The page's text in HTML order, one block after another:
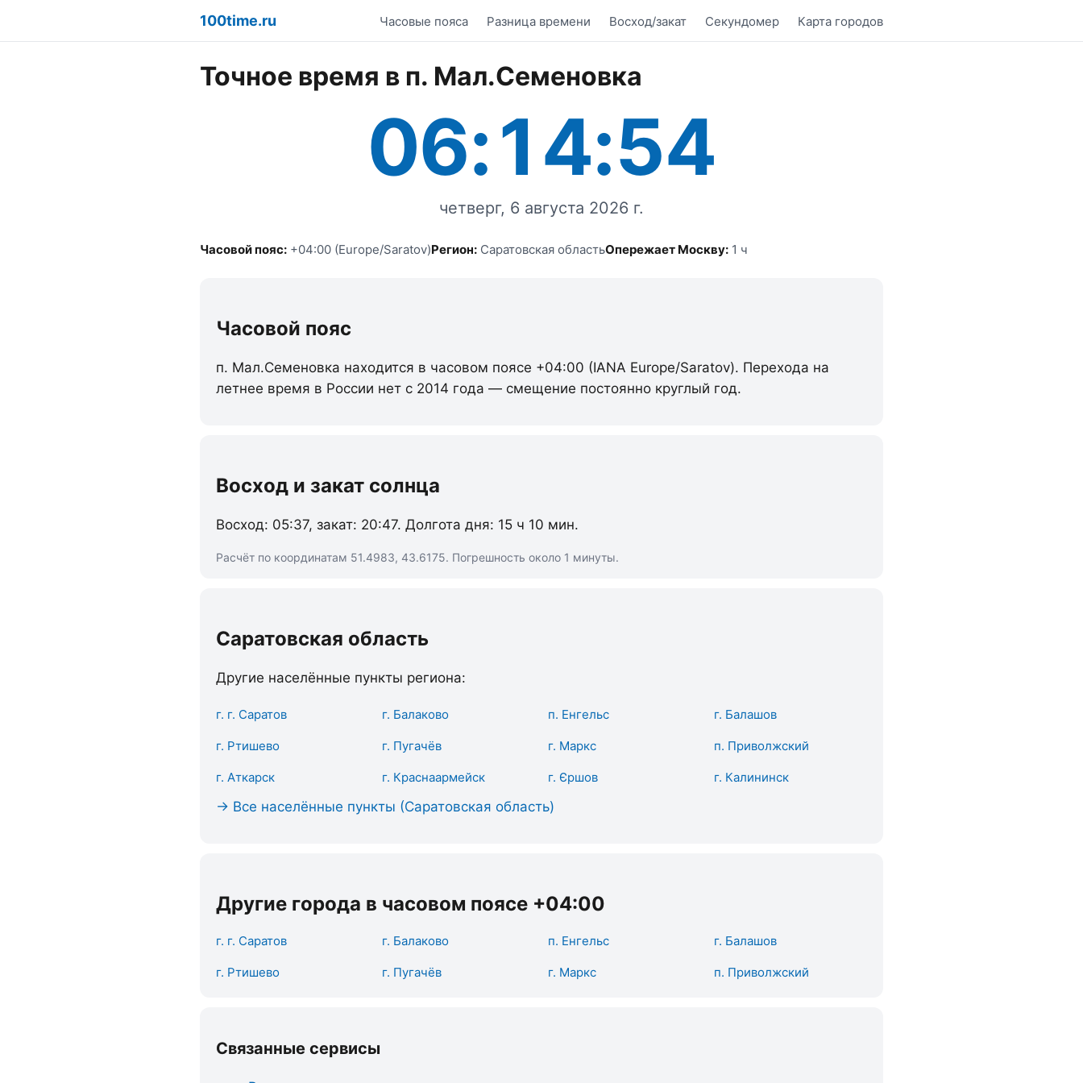
100time.ru Часовые пояса Разница времени Восход/закат Секундомер Карта городов
Точное время в п. Мал.Семеновка
06:14:54
четверг, 6 августа 2026 г.
Часовой пояс: +04:00 (Europe/Saratov)Регион: Саратовская областьОпережает Москву: 1 ч
Часовой пояс
п. Мал.Семеновка находится в часовом поясе +04:00 (IANA Europe/Saratov). Перехода на
летнее время в России нет с 2014 года — смещение постоянно круглый год.
Восход и закат солнца
Восход: 05:37, закат: 20:47. Долгота дня: 15 ч 10 мин.
Расчёт по координатам 51.4983, 43.6175. Погрешность около 1 минуты.
Саратовская область
Другие населённые пункты региона:
г. г. Саратов г. Балаково п. Енгельс г. Балашов
г. Ртишево г. Пугачёв г. Маркс п. Приволжский
г. Аткарск г. Краснаармейск г. Єршов г. Калининск
→ Все населённые пункты (Саратовская область)
Другие города в часовом поясе +04:00
г. г. Саратов г. Балаково п. Енгельс г. Балашов
г. Ртишево г. Пугачёв г. Маркс п. Приволжский
Связанные сервисы